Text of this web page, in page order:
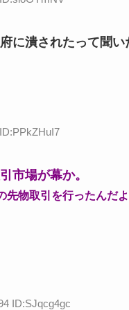
に潰されたって聞い
市場が幕か。
物取引を行ったんだよ
ID:SJqcg4gc